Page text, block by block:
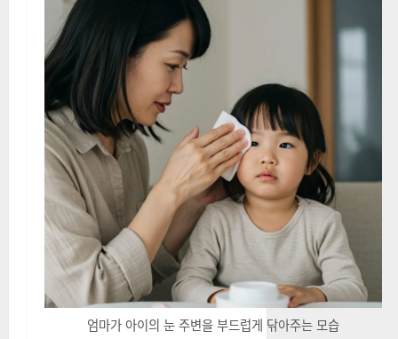
엄마가 아이의 눈 주변을 부드럽게 닦아주는 모습